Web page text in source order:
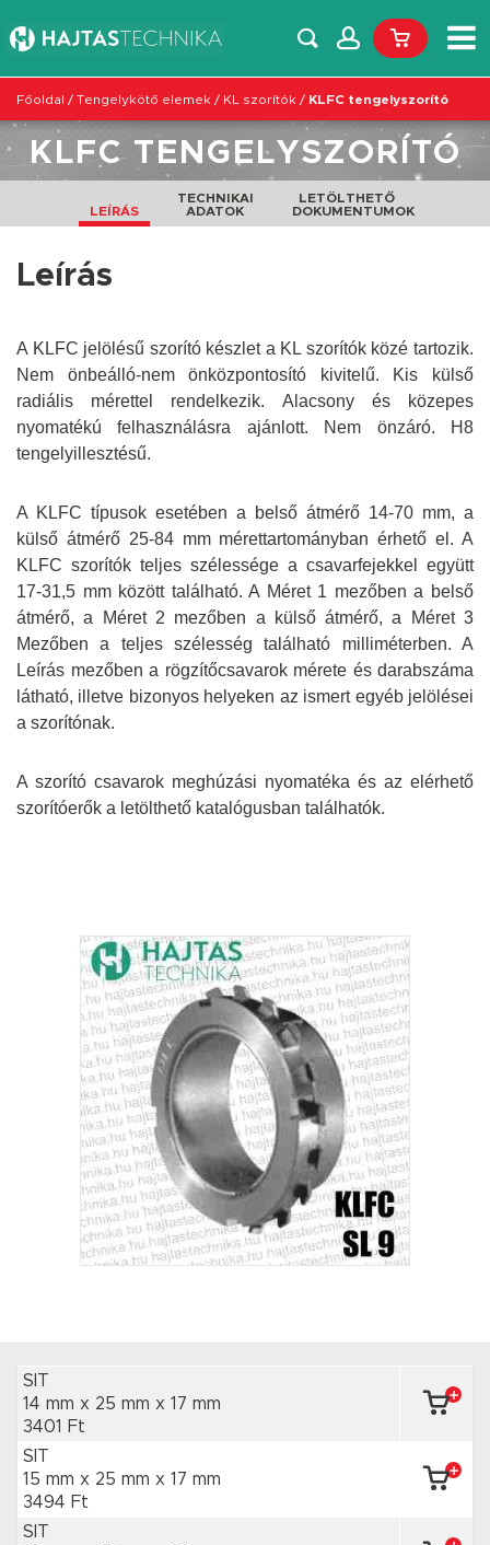
Főoldal / Tengelykötő elemek / KL szorítók / KLFC tengelyszorító
KLFC TENGELYSZORÍTÓ
LEÍRÁS
TECHNIKAI
ADATOK
LETÖLTHETŐ
DOKUMENTUMOK
Leírás
A KLFC jelölésű szorító készlet a KL szorítók közé tartozik.
Nem önbeálló-nem önközpontosító kivitelű. Kis külső
radiális mérettel rendelkezik. Alacsony és közepes
nyomatékú felhasználásra ajánlott. Nem önzáró. H8
tengelyillesztésű.
A KLFC típusok esetében a belső átmérő 14-70 mm, a
külső átmérő 25-84 mm mérettartományban érhető el. A
KLFC szorítók teljes szélessége a csavarfejekkel együtt
17-31,5 mm között található. A Méret 1 mezőben a belső
átmérő, a Méret 2 mezőben a külső átmérő, a Méret 3
Mezőben a teljes szélesség található milliméterben. A
Leírás mezőben a rögzítőcsavarok mérete és darabszáma
látható, illetve bizonyos helyeken az ismert egyéb jelölései
a szorítónak.
A szorító csavarok meghúzási nyomatéka és az elérhető
szorítóerők a letölthető katalógusban találhatók.
SIT
14 mm x 25 mm x 17 mm
3401 Ft
SIT
15 mm x 25 mm x 17 mm
3494 Ft
SIT